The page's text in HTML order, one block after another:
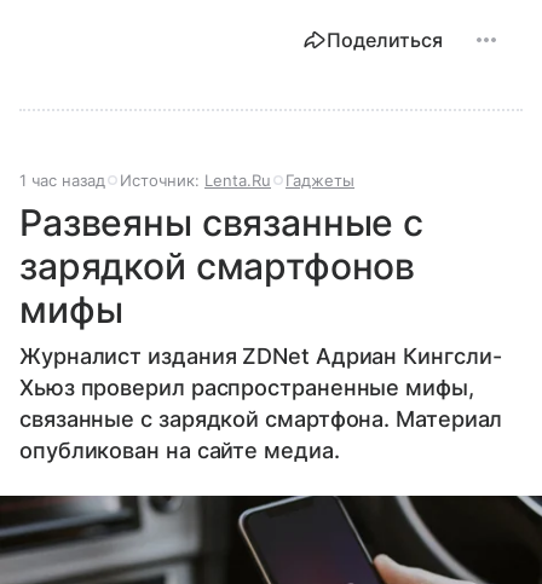
Поделиться
1 час назад Источник: Lenta.Ru Гаджеты
Развеяны связанные с
зарядкой смартфонов
мифы
Журналист издания ZDNet Адриан Кингсли-
Хьюз проверил распространенные мифы,
связанные с зарядкой смартфона. Материал
опубликован на сайте медиа.